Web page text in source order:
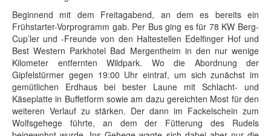
Beginnend mit dem Freitagabend, an dem es bereits ein
Frühstarter-Vorprogramm gab. Per Bus ging es für 78 KW Berg-
Cup’ler und -Freunde von den Haltestellen Edelfinger Hof und
Best Western Parkhotel Bad Mergentheim in den nur wenige
Kilometer entfernten Wildpark. Wo die Abordnung der
Gipfelstürmer gegen 19:00 Uhr eintraf, um sich zunächst im
gemütlichen Erdhaus bei bester Laune mit Schlacht- und
Käseplatte in Buffetform sowie am dazu gereichten Most für den
weiteren Verlauf zu stärken. Der dann im Fackelschein zum
Wolfsgehege führte, an dem der Fütterung des Rudels